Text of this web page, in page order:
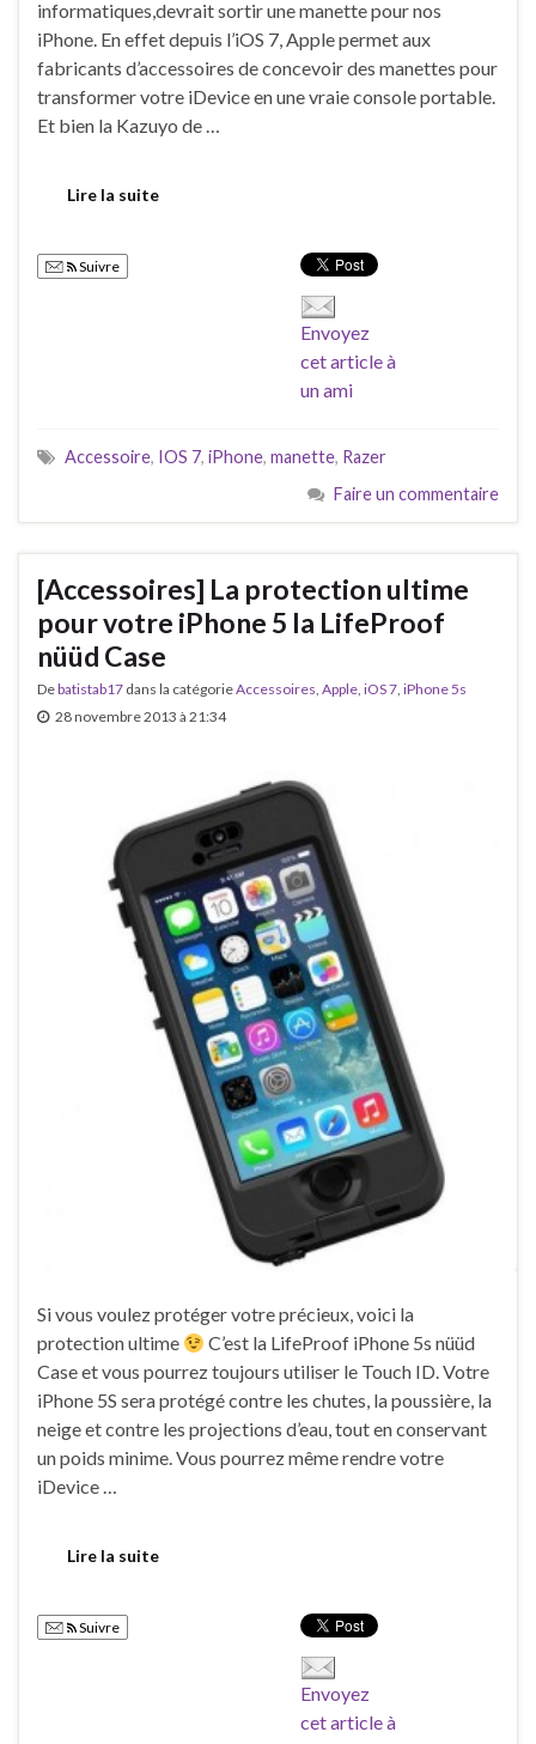
informatiques,devrait sortir une manette pour nos
iPhone. En effet depuis l’iOS 7, Apple permet aux
fabricants d’accessoires de concevoir des manettes pour
transformer votre iDevice en une vraie console portable.
Et bien la Kazuyo de …
Lire la suite
Suivre
Envoyez
cet article à
un ami
Accessoire, IOS 7, iPhone, manette, Razer
Faire un commentaire
[Accessoires] La protection ultime
pour votre iPhone 5 la LifeProof
nüüd Case
Debatistab17 dans la catégorieAccessoires, Apple, iOS 7, iPhone 5s
28 novembre 2013 à 21:34
Si vous voulez protéger votre précieux, voici la
protection ultime
C’est la LifeProof iPhone 5s nüüd
Case et vous pourrez toujours utiliser le Touch ID. Votre
iPhone 5S sera protégé contre les chutes, la poussière, la
neige et contre les projections d’eau, tout en conservant
un poids minime. Vous pourrez même rendre votre
iDevice …
Lire la suite
Suivre
Envoyez
cet article à